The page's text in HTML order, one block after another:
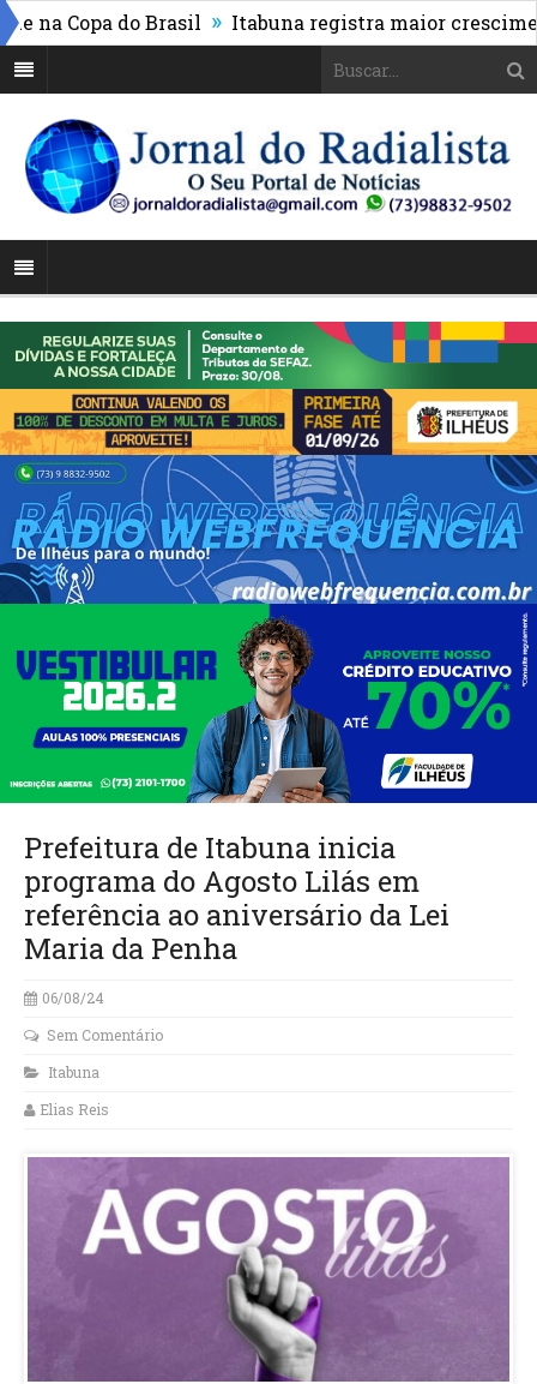
Copa do Brasil » Itabuna registra maior crescimento
Prefeitura de Itabuna inicia
programa do Agosto Lilás em
referência ao aniversário da Lei
Maria da Penha
06/08/24
Sem Comentário
Itabuna
Elias Reis